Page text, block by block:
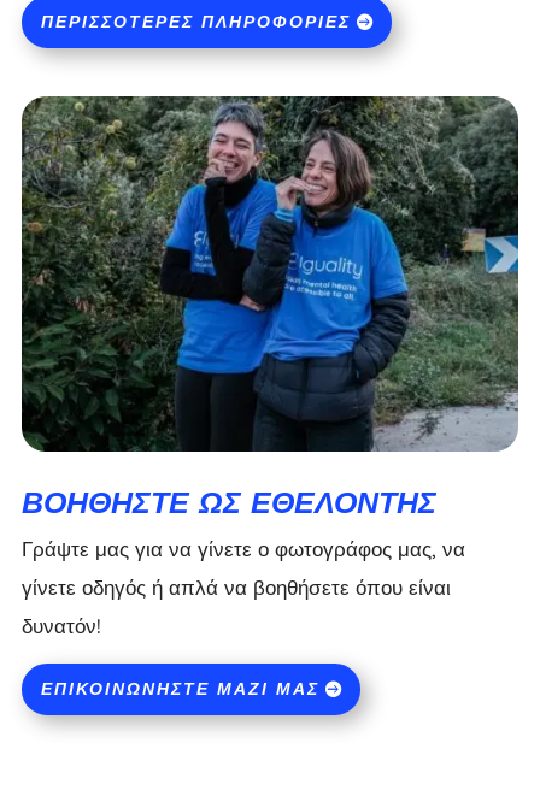
ΠΕΡΙΣΣΌΤΕΡΕΣ ΠΛΗΡΟΦΟΡΊΕΣ
ΒΟΗΘΉΣΤΕ ΩΣ ΕΘΕΛΟΝΤΉΣ
Γράψτε μας για να γίνετε ο φωτογράφος μας, να
γίνετε οδηγός ή απλά να βοηθήσετε όπου είναι
δυνατόν!
ΕΠΙΚΟΙΝΩΝΉΣΤΕ ΜΑΖΊ ΜΑΣ